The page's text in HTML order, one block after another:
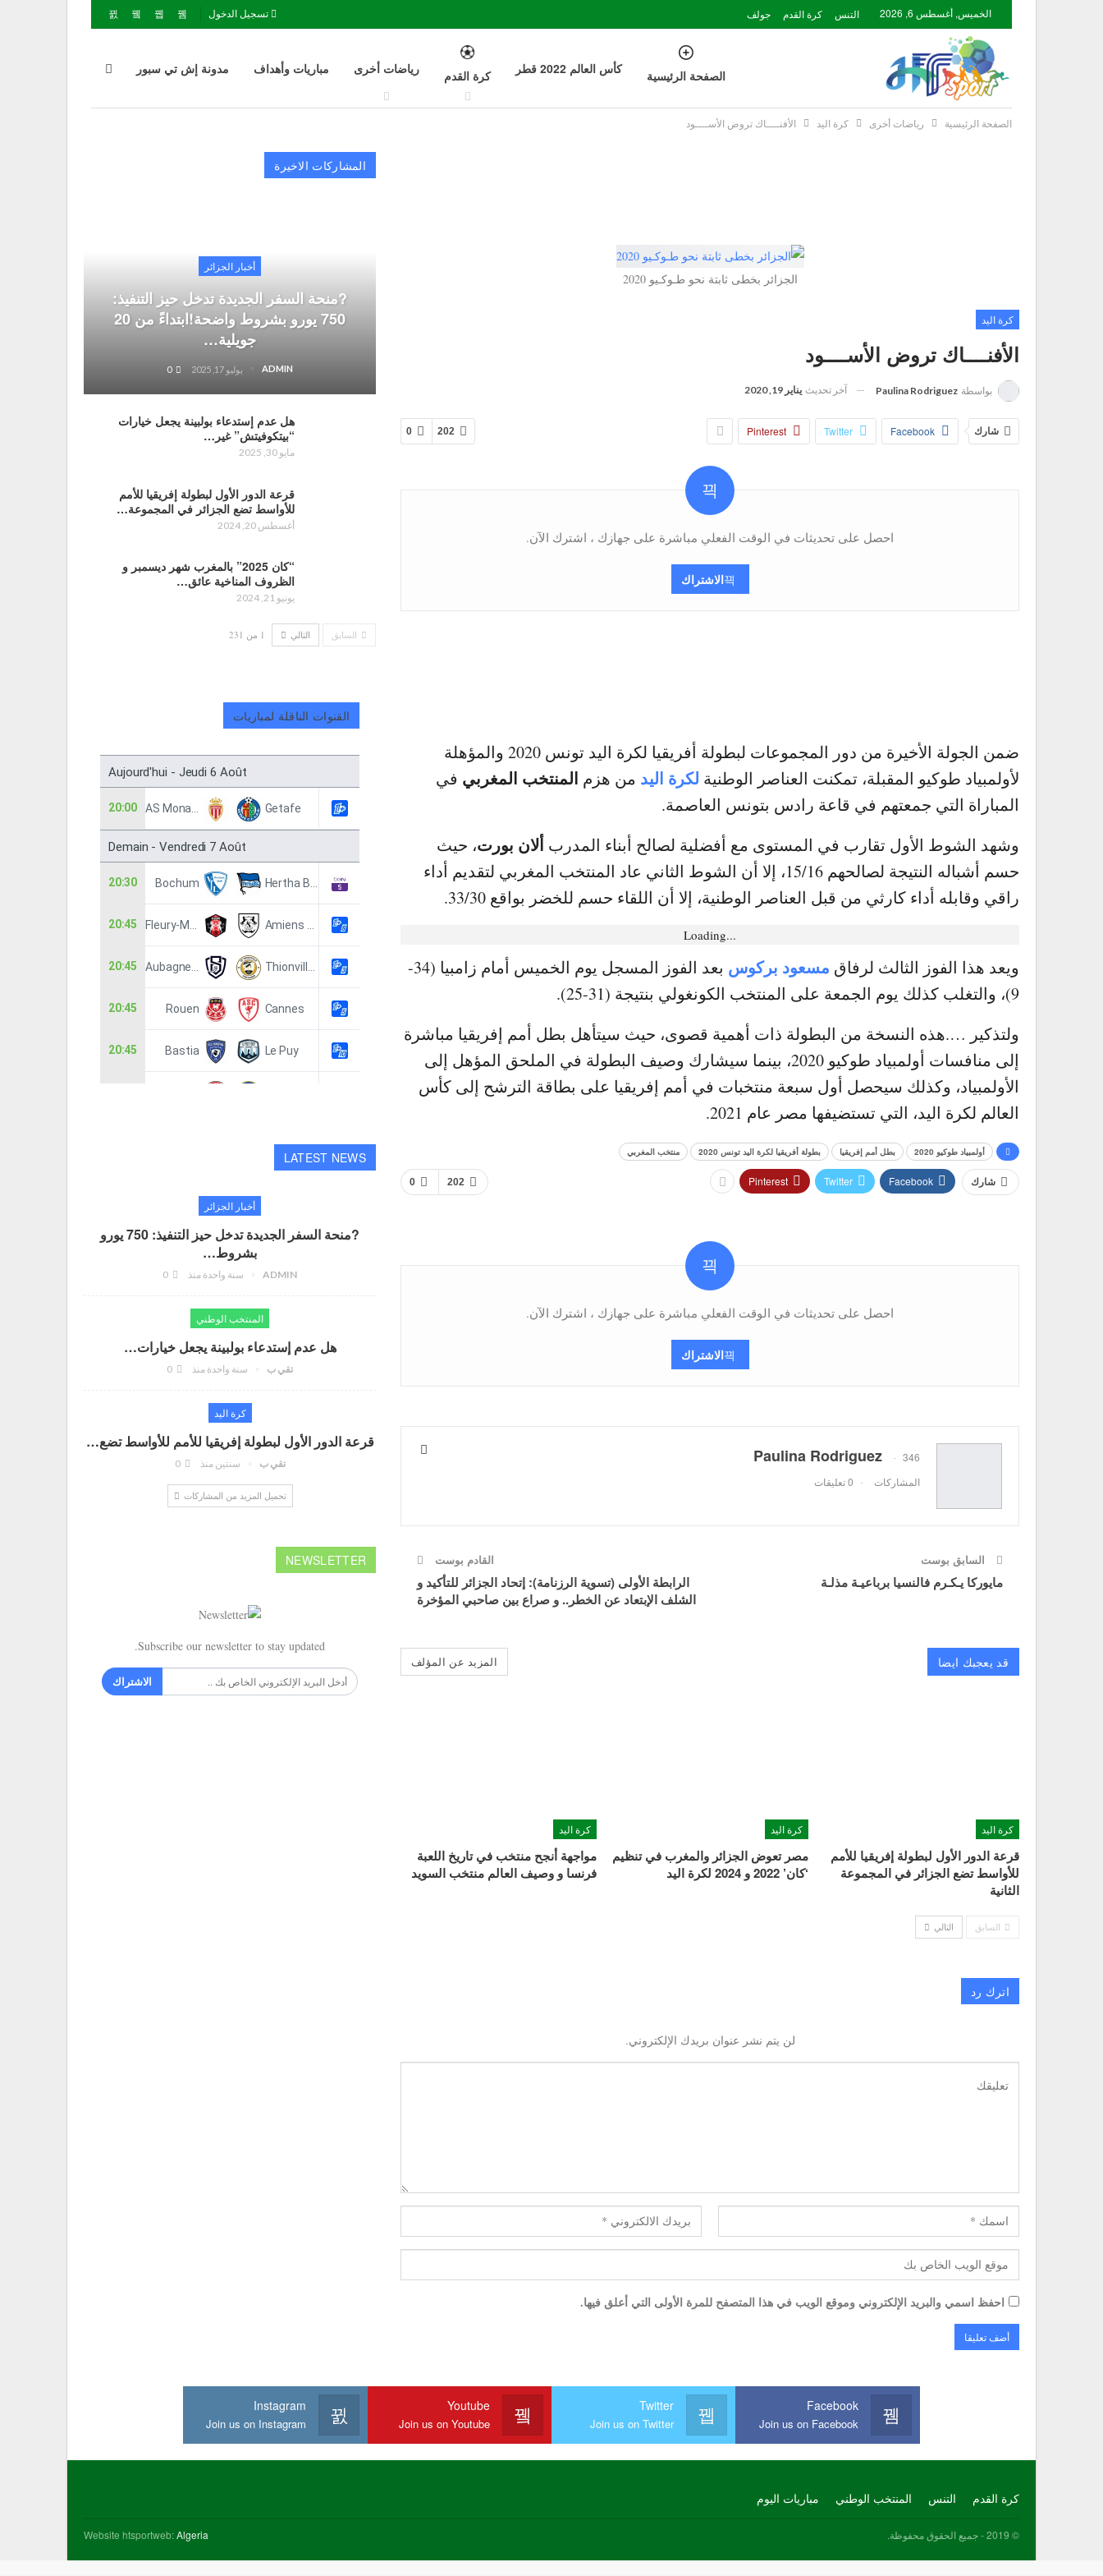
تسجيل الدخول الخميس, أغسطس 6, 2026 التنس كرة القدم جولف
الصفحة الرئيسية كأس العالم 2022 قطر كرة القدم رياضات أخرى مباريات وأهداف مدونة إش تي سبور
الصفحة الرئيسية رياضات أخرى كرة اليد الأفنــــاك تروض الأســــود
الجزائر بخطى ثابتة نحو طـوكـيو 2020
كرة اليد
الأفنــــاك تروض الأســــود
بواسطة Paulina Rodriguez آخر تحديث يناير 19, 2020
0 202 شارك Facebook
Twitter
Pinterest
احصل على تحديثات في الوقت الفعلي مباشرة على جهازك ، اشترك الآن.
الاشتراك
ضمن الجولة الأخيرة من دور المجموعات لبطولة أفريقيا لكرة اليد تونس 2020 والمؤهلة
لأولمبياد طوكيو المقبلة، تمكنت العناصر الوطنية لكرة اليد من هزم المنتخب المغربي في
المباراة التي جمعتهم في قاعة رادس بتونس العاصمة.
وشهد الشوط الأول تقارب في المستوى مع أفضلية لصالح أبناء المدرب ألان بورت، حيث
حسم أشباله النتيجة لصالحهم 15/16، إلا أن الشوط الثاني عاد المنتخب المغربي لتقديم أداء
راقي وقابله أداء كارثي من قبل العناصر الوطنية، إلا أن اللقاء حسم للخضر بواقع 33/30.
Loading...
ويعد هذا الفوز الثالث لرفاق مسعود بركوس
بعد الفوز المسجل يوم الخميس أمام زامبيا (34-
9)، والتغلب كذلك يوم الجمعة على المنتخب الكونغولي بنتيجة (31-25).
ولتذكير ….هذه النسخة من البطولة ذات أهمية قصوى، حيث سيتأهل بطل أمم إفريقيا مباشرة
إلى منافسات أولمبياد طوكيو 2020، بينما سيشارك وصيف البطولة في الملحق المؤهل إلى
الأولمبياد، وكذلك سيحصل أول سبعة منتخبات في أمم إفريقيا على بطاقة الترشح إلى كأس
العالم لكرة اليد، التي تستضيفها مصر عام 2021.
أولمبياد طوكيو 2020 بطل أمم إفريقيا بطولة أفريقيا لكرة اليد تونس 2020 منتخب المغربي
0 202 شارك Facebook
Twitter
Pinterest
احصل على تحديثات في الوقت الفعلي مباشرة على جهازك ، اشترك الآن.
الاشتراك
Paulina Rodriguez
346
المشاركات
0 تعليقات
السابق بوست
مايوركا يـكـرم فالنسيا برباعيـة مذلـة
القادم بوست
الرابطة الأولى (تسوية الرزنامة): إتحاد الجزائر للتأكيد و
الشلف الإبتعاد عن الخطر.. و صراع بين صاحبي المؤخرة
قد يعجبك ايضا المزيد عن المؤلف
كرة اليد
قرعة الدور الأول لبطولة إفريقيا للأمم
للأواسط تضع الجزائر في المجموعة
الثانية
كرة اليد
مصر تعوض الجزائر والمغرب في تنظيم
‘كان’ 2022 و 2024 لكرة اليد
كرة اليد
مواجهة أنجح منتخب في تاريخ اللعبة
فرنسا و وصيف العالم منتخب السويد
السابق التالي
اترك رد
لن يتم نشر عنوان بريدك الإلكتروني.
احفظ اسمي والبريد الإلكتروني وموقع الويب في هذا المتصفح للمرة الأولى التي أعلق فيها.
المشاركات الاخيرة
أخبار الجزائر
?منحة السفر الجديدة تدخل حيز التنفيذ:
750 يورو بشروط واضحة!ابتداءً من 20
جويلية…
ADMIN يوليو 17, 2025 0
هل عدم إستدعاء بولبينة يجعل خيارات
“بيتكوفيتش” غير…
مايو 30, 2025
قرعة الدور الأول لبطولة إفريقيا للأمم
للأواسط تضع الجزائر في المجموعة…
أغسطس 20, 2024
“كان 2025” بالمغرب شهر ديسمبر و
الظروف المناخية عائق…
يونيو 21, 2024
السابق التالي 1 من 231
القنوات الناقلة لمباريات
LATEST NEWS
أخبار الجزائر
?منحة السفر الجديدة تدخل حيز التنفيذ: 750 يورو
بشروط…
ADMIN سنة واحدة منذ
المنتخب الوطني
هل عدم إستدعاء بولبينة يجعل خيارات…
تقي ب سنة واحدة منذ
كرة اليد
قرعة الدور الأول لبطولة إفريقيا للأمم للأواسط تضع…
تقي ب سنتين منذ 0
تحميل المزيد من المشاركات
NEWSLETTER
Subscribe our newsletter to stay updated.
الاشتراك
Facebook
Join us on Facebook
Twitter
Join us on Twitter
Youtube
Join us on Youtube
Instagram
Join us on Instagram
كرة القدم التنس المنتخب الوطني مباريات اليوم
© 2019 - جميع الحقوق محفوظة. Website htsportweb:Algeria